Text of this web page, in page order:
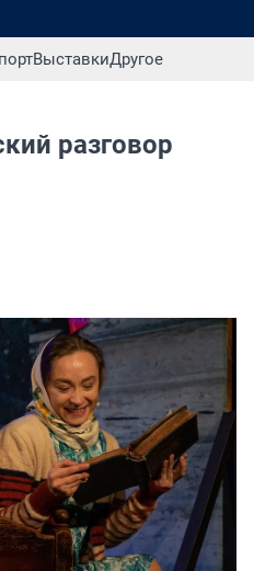
ВыставкиДругое
разговор